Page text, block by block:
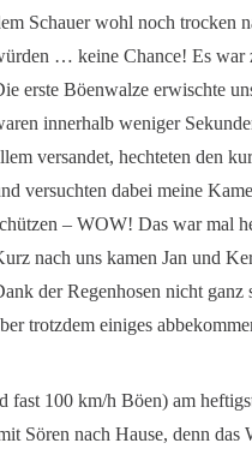
Schauer wohl noch trocken
… keine Chance! Es war
erste Böenwalze erwischte
innerhalb weniger
versandet, hechteten den
versuchten dabei meine
– WOW! Das war mal
nach uns kamen Jan und
der Regenhosen nicht
trotzdem einiges
100 km/h Böen) am
Sören nach Hause, denn das